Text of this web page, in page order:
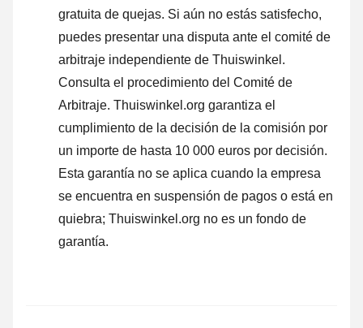
gratuita de quejas. Si aún no estás satisfecho,
puedes presentar una disputa ante el comité de
arbitraje independiente de Thuiswinkel.
Consulta el procedimiento del Comité de
Arbitraje. Thuiswinkel.org garantiza el
cumplimiento de la decisión de la comisión por
un importe de hasta 10 000 euros por decisión.
Esta garantía no se aplica cuando la empresa
se encuentra en suspensión de pagos o está en
quiebra; Thuiswinkel.org no es un fondo de
garantía.